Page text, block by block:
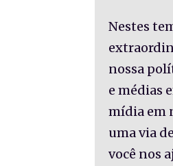
Nestes
nossa
e médias
mídia em
uma via
você nos